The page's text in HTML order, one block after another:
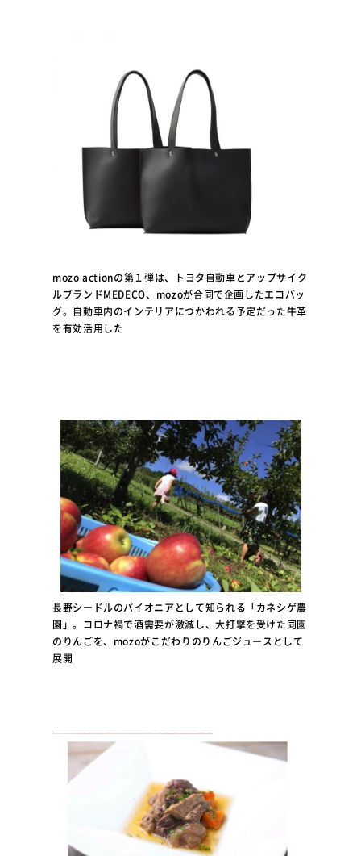
mozo actionの第１弾は、トヨタ自動車とアップサイク
ルブランドMEDECO、mozoが合同で企画したエコバッ
グ。自動車内のインテリアにつかわれる予定だった牛革
を有効活用した
長野シードルのパイオニアとして知られる「カネシゲ農
園」。コロナ禍で酒需要が激減し、大打撃を受けた同園
のりんごを、mozoがこだわりのりんごジュースとして
展開